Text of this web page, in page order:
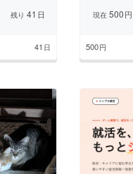
残り 41 日
41 日
現在500円
500円